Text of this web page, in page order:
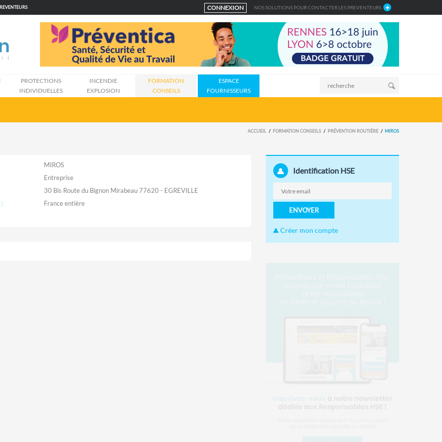
CONNEXION NOS SOLUTIONS POUR CONTACTER LES PREVENTEURS
PROTECTIONS
INDIVIDUELLES
INCENDIE
EXPLOSION
FORMATION
CONSEILS
ESPACE
FOURNISSEURS
ACCUEIL FORMATION CONSEILS PRÉVENTION ROUTIÈRE MIROS
MIROS
Entreprise
30 Bis Route du Bignon Mirabeau 77620 - EGREVILLE
:
Identification HSE
ENVOYER
Créer mon compte